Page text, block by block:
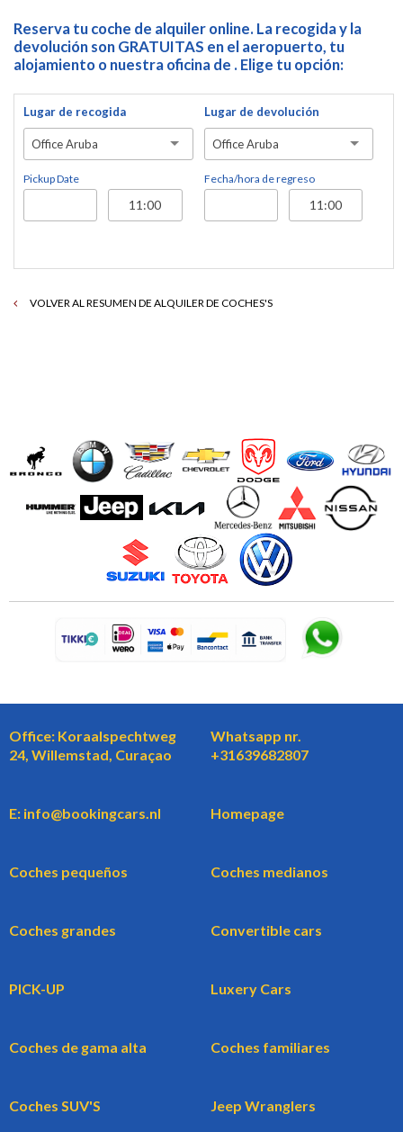
Reserva tu coche de alquiler online. La recogida y la
devolución son GRATUITAS en el aeropuerto, tu
alojamiento o nuestra oficina de . Elige tu opción:
Lugar de recogida
Office Aruba
Pickup Date
Lugar de devolución
Office Aruba
Fecha/hora de regreso
VOLVER AL RESUMEN DE ALQUILER DE COCHES'S
Office: Koraalspechtweg
24, Willemstad, Curaçao
Whatsapp nr.
+31639682807
E: info@bookingcars.nl Homepage
Coches pequeños Coches medianos
Coches grandes Convertible cars
PICK-UP Luxery Cars
Coches de gama alta Coches familiares
Coches SUV'S Jeep Wranglers